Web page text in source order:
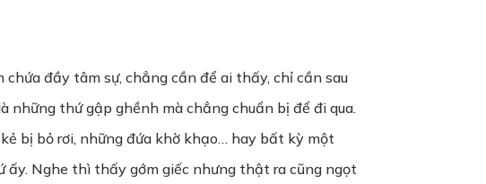
đầy tâm sự, chẳng cần để ai thấy, chỉ cần sau
thứ gập ghềnh mà chẳng chuẩn bị để đi qua.
bị bỏ rơi, những đứa khờ khạo… hay bất kỳ một
ấy. Nghe thì thấy gớm giếc nhưng thật ra cũng ngọt